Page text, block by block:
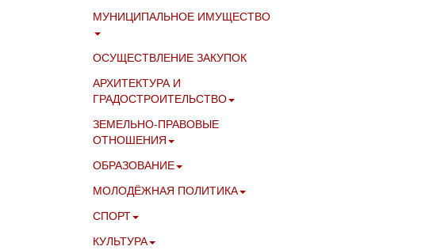
МУНИЦИПАЛЬНОЕ ИМУЩЕСТВО
ОСУЩЕСТВЛЕНИЕ ЗАКУПОК
АРХИТЕКТУРА И
ГРАДОСТРОИТЕЛЬСТВО
ЗЕМЕЛЬНО-ПРАВОВЫЕ
ОТНОШЕНИЯ
ОБРАЗОВАНИЕ
МОЛОДЁЖНАЯ ПОЛИТИКА
СПОРТ
КУЛЬТУРА